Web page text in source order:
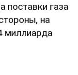
поставки газа
на
миллиарда